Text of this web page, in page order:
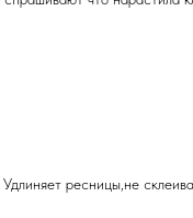
ресницы,не